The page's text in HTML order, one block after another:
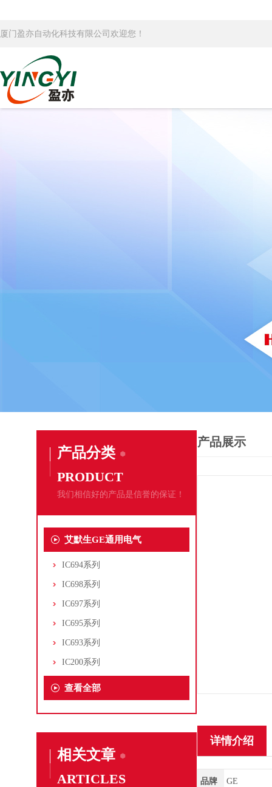
厦门盈亦自动化科技有限公司欢迎您！
产品分类
PRODUCT
我们相信好的产品是信誉的保证！
艾默生GE通用电气
IC694系列
IC698系列
IC697系列
IC695系列
IC693系列
IC200系列
查看全部
相关文章
ARTICLES
产品展示
详情介绍
品牌 GE